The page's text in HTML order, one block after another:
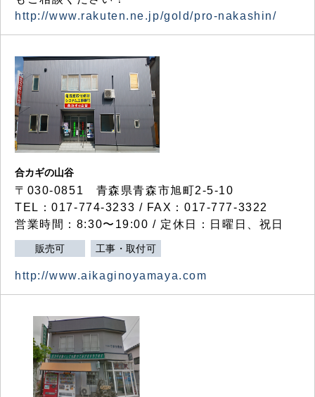
http://www.rakuten.ne.jp/gold/pro-nakashin/
合カギの山谷
〒030-0851 青森県青森市旭町2-5-10
TEL：017-774-3233 / FAX：017-777-3322
営業時間：8:30〜19:00 / 定休日：日曜日、祝日
販売可 工事・取付可
http://www.aikaginoyamaya.com